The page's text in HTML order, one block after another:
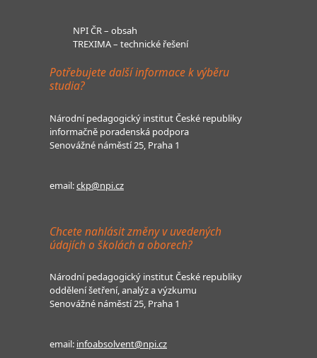
NPI ČR – obsah
TREXIMA – technické řešení
Potřebujete další informace k výběru
studia?
Národní pedagogický institut České republiky
informačně poradenská podpora
Senovážné náměstí 25, Praha 1
email:ckp@npi.cz
Chcete nahlásit změny v uvedených
údajích o školách a oborech?
Národní pedagogický institut České republiky
oddělení šetření, analýz a výzkumu
Senovážné náměstí 25, Praha 1
email: infoabsolvent@npi.cz